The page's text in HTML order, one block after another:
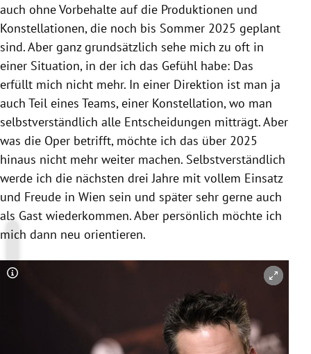
auch ohne Vorbehalte auf die Produktionen und
Konstellationen, die noch bis Sommer 2025 geplant
sind. Aber ganz grundsätzlich sehe mich zu oft in
einer Situation, in der ich das Gefühl habe: Das
erfüllt mich nicht mehr. In einer Direktion ist man ja
auch Teil eines Teams, einer Konstellation, wo man
selbstverständlich alle Entscheidungen mitträgt. Aber
was die Oper betrifft, möchte ich das über 2025
hinaus nicht mehr weiter machen. Selbstverständlich
werde ich die nächsten drei Jahre mit vollem Einsatz
und Freude in Wien sein und später sehr gerne auch
als Gast wiederkommen. Aber persönlich möchte ich
mich dann neu orientieren.
Copyright-Hinweis öffnen/schließen